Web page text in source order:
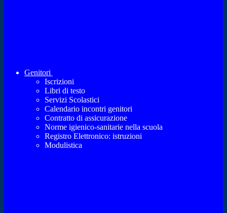
Genitori
Iscrizioni
Libri di testo
Servizi Scolastici
Calendario incontri genitori
Contratto di assicurazione
Norme igienico-sanitarie nella scuola
Registro Elettronico: istruzioni
Modulistica